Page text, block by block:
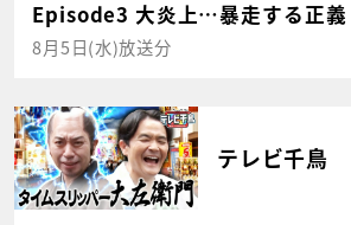
Episode3 大炎上…暴走する正義
8月5日(水)放送分
テレビ千鳥